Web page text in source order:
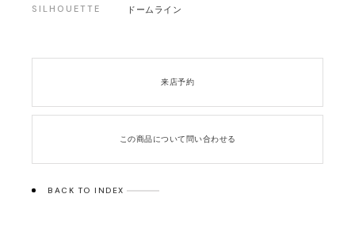
SILHOUETTE ドームライン
来店予約
この商品について問い合わせる
BACK TO INDEX